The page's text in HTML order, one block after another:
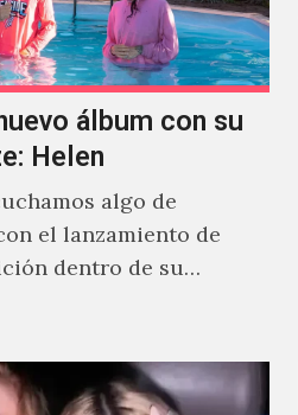
álbum con su
Helen
algo de
el lanzamiento de
dentro de su